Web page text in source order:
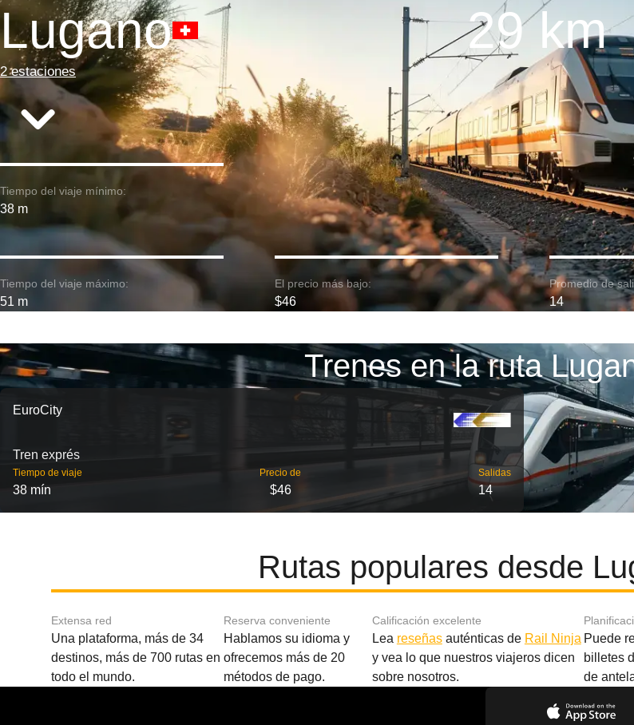
Lugano
2 estaciones
29 km
Tiempo del viaje mínimo:
38 m
Tiempo del viaje máximo:
51 m
El precio más bajo:
$46
Promedio de
14
Trenes en la ruta
EuroCity
Tren exprés
Tiempo de viaje
38 mín
Precio de
$46
Salidas
14
Rutas populares desde
Extensa red
Una plataforma, más de 34
destinos, más de 700 rutas en
todo el mundo.
Reserva conveniente
Hablamos su idioma y
ofrecemos más de 20
métodos de pago.
Calificación excelente
Lea reseñasauténticas de Rail Ninja
y vea lo que nuestros viajeros dicen
sobre nosotros.
Puede
billetes
de